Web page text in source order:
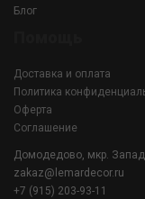
Блог
Доставка и оплата
Политика
Оферта
Соглашение
Домодедово, мкр.
zakaz@lemardecor.ru
+7 (915) 203-93-11